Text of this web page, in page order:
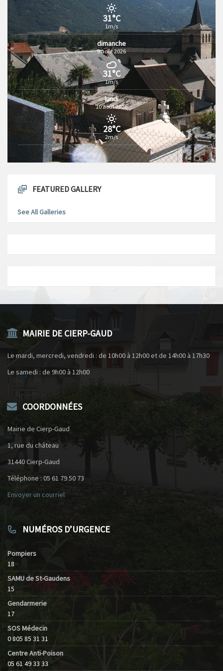
31°C
1m/s
dimanche
9 août 2026
31°C
1m/s
lundi
10 août 2026
28°C
2m/s
FEATURED GALLERY
See All Galleries
MAIRIE DE CIERP-GAUD
Le mardi, mercredi, vendredi : de 10h00 à 12h00 et de 14h00 à 17h30
Le samedi : de 9h00 à 12h00
COORDONNÉES
Mairie de Cierp-Gaud
1, rue du château
31440 Cierp-Gaud
Téléphone : 05 61 79 50 73
Envoyer un courriel
NUMÉROS D’URGENCE
Pompiers
18
SAMU de St-Gaudens
15
Gendarmerie
17
SOS Médecin
0 805 85 31 31
Centre Anti-Poison
05 61 49 33 33